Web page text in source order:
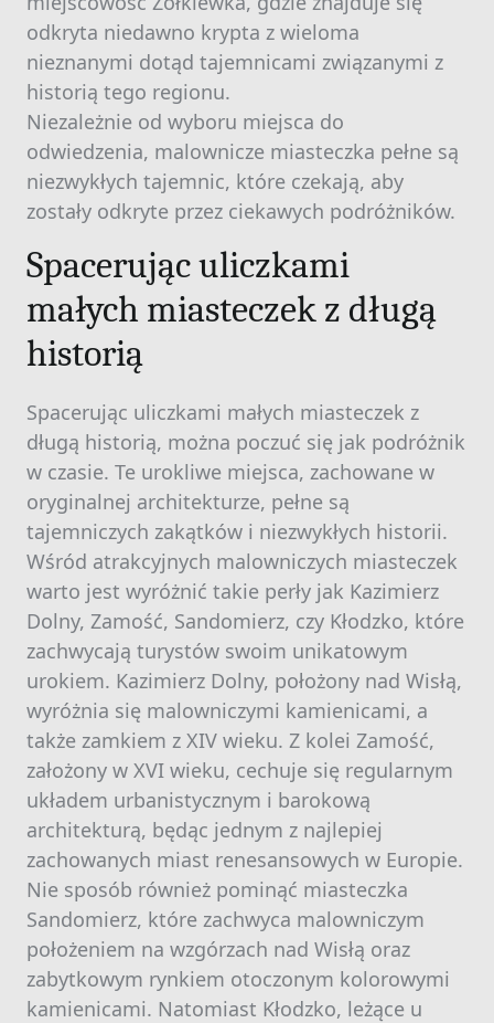
odkryta niedawno krypta z wieloma
nieznanymi dotąd tajemnicami związanymi z
historią tego regionu.
Niezależnie od wyboru miejsca do
odwiedzenia, malownicze miasteczka pełne są
niezwykłych tajemnic, które czekają, aby
zostały odkryte przez ciekawych podróżników.
Spacerując uliczkami
małych miasteczek z długą
historią
Spacerując uliczkami małych miasteczek z
długą historią, można poczuć się jak podróżnik
w czasie. Te urokliwe miejsca, zachowane w
oryginalnej architekturze, pełne są
tajemniczych zakątków i niezwykłych historii.
Wśród atrakcyjnych malowniczych miasteczek
warto jest wyróżnić takie perły jak Kazimierz
Dolny, Zamość, Sandomierz, czy Kłodzko, które
zachwycają turystów swoim unikatowym
urokiem. Kazimierz Dolny, położony nad Wisłą,
wyróżnia się malowniczymi kamienicami, a
także zamkiem z XIV wieku. Z kolei Zamość,
założony w XVI wieku, cechuje się regularnym
układem urbanistycznym i barokową
architekturą, będąc jednym z najlepiej
zachowanych miast renesansowych w Europie.
Nie sposób również pominąć miasteczka
Sandomierz, które zachwyca malowniczym
położeniem na wzgórzach nad Wisłą oraz
zabytkowym rynkiem otoczonym kolorowymi
kamienicami. Natomiast Kłodzko, leżące u